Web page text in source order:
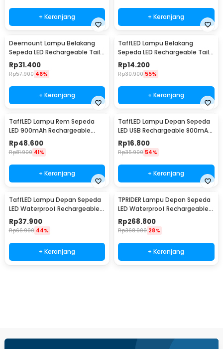
+ Keranjang + Keranjang
Deemount Lampu Belakang
Sepeda LED Rechargeable Tail
Light 20 Lumens - XH-213
Rp31.400
Rp57.900 46%
+ Keranjang
TaffLED Lampu Belakang
Sepeda LED Rechargeable Tail
Light 30 Lumens - AS1010
Rp14.200
Rp30.900 55%
+ Keranjang
TaffLED Lampu Rem Sepeda
LED 900mAh Rechargeable
with Remote Control - FY-1820
Rp48.600
Rp81.900 41%
+ Keranjang
TaffLED Lampu Depan Sepeda
LED USB Rechargeable 800mAh
300 Lumens - RPL25
Rp16.800
Rp35.900 54%
+ Keranjang
TaffLED Lampu Depan Sepeda
LED Waterproof Rechargeable
1000 Lumens - BK60
Rp37.900
Rp66.900 44%
+ Keranjang
TPRIDER Lampu Depan Sepeda
LED Waterproof Rechargeable
2600 Lumens - EOS640
Rp268.800
Rp368.900 28%
+ Keranjang